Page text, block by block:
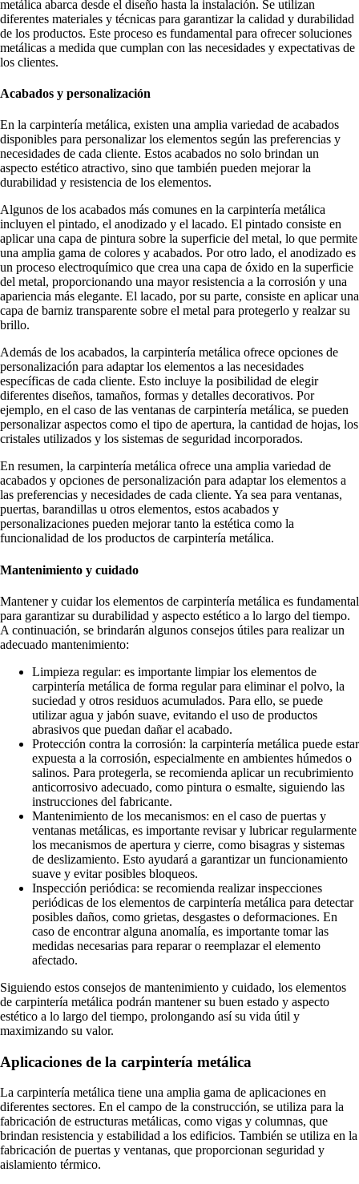
metálica abarca desde el diseño hasta la instalación. Se utilizan
diferentes materiales y técnicas para garantizar la calidad y durabilidad
de los productos. Este proceso es fundamental para ofrecer soluciones
metálicas a medida que cumplan con las necesidades y expectativas de
los clientes.
Acabados y personalización
En la carpintería metálica, existen una amplia variedad de acabados
disponibles para personalizar los elementos según las preferencias y
necesidades de cada cliente. Estos acabados no solo brindan un
aspecto estético atractivo, sino que también pueden mejorar la
durabilidad y resistencia de los elementos.
Algunos de los acabados más comunes en la carpintería metálica
incluyen el pintado, el anodizado y el lacado. El pintado consiste en
aplicar una capa de pintura sobre la superficie del metal, lo que permite
una amplia gama de colores y acabados. Por otro lado, el anodizado es
un proceso electroquímico que crea una capa de óxido en la superficie
del metal, proporcionando una mayor resistencia a la corrosión y una
apariencia más elegante. El lacado, por su parte, consiste en aplicar una
capa de barniz transparente sobre el metal para protegerlo y realzar su
brillo.
Además de los acabados, la carpintería metálica ofrece opciones de
personalización para adaptar los elementos a las necesidades
específicas de cada cliente. Esto incluye la posibilidad de elegir
diferentes diseños, tamaños, formas y detalles decorativos. Por
ejemplo, en el caso de las ventanas de carpintería metálica, se pueden
personalizar aspectos como el tipo de apertura, la cantidad de hojas, los
cristales utilizados y los sistemas de seguridad incorporados.
En resumen, la carpintería metálica ofrece una amplia variedad de
acabados y opciones de personalización para adaptar los elementos a
las preferencias y necesidades de cada cliente. Ya sea para ventanas,
puertas, barandillas u otros elementos, estos acabados y
personalizaciones pueden mejorar tanto la estética como la
funcionalidad de los productos de carpintería metálica.
Mantenimiento y cuidado
Mantener y cuidar los elementos de carpintería metálica es fundamental
para garantizar su durabilidad y aspecto estético a lo largo del tiempo.
A continuación, se brindarán algunos consejos útiles para realizar un
adecuado mantenimiento:
Limpieza regular: es importante limpiar los elementos de
carpintería metálica de forma regular para eliminar el polvo, la
suciedad y otros residuos acumulados. Para ello, se puede
utilizar agua y jabón suave, evitando el uso de productos
abrasivos que puedan dañar el acabado.
Protección contra la corrosión: la carpintería metálica puede estar
expuesta a la corrosión, especialmente en ambientes húmedos o
salinos. Para protegerla, se recomienda aplicar un recubrimiento
anticorrosivo adecuado, como pintura o esmalte, siguiendo las
instrucciones del fabricante.
Mantenimiento de los mecanismos: en el caso de puertas y
ventanas metálicas, es importante revisar y lubricar regularmente
los mecanismos de apertura y cierre, como bisagras y sistemas
de deslizamiento. Esto ayudará a garantizar un funcionamiento
suave y evitar posibles bloqueos.
Inspección periódica: se recomienda realizar inspecciones
periódicas de los elementos de carpintería metálica para detectar
posibles daños, como grietas, desgastes o deformaciones. En
caso de encontrar alguna anomalía, es importante tomar las
medidas necesarias para reparar o reemplazar el elemento
afectado.
Siguiendo estos consejos de mantenimiento y cuidado, los elementos
de carpintería metálica podrán mantener su buen estado y aspecto
estético a lo largo del tiempo, prolongando así su vida útil y
maximizando su valor.
Aplicaciones de la carpintería metálica
La carpintería metálica tiene una amplia gama de aplicaciones en
diferentes sectores. En el campo de la construcción, se utiliza para la
fabricación de estructuras metálicas, como vigas y columnas, que
brindan resistencia y estabilidad a los edificios. También se utiliza en la
fabricación de puertas y ventanas, que proporcionan seguridad y
aislamiento térmico.